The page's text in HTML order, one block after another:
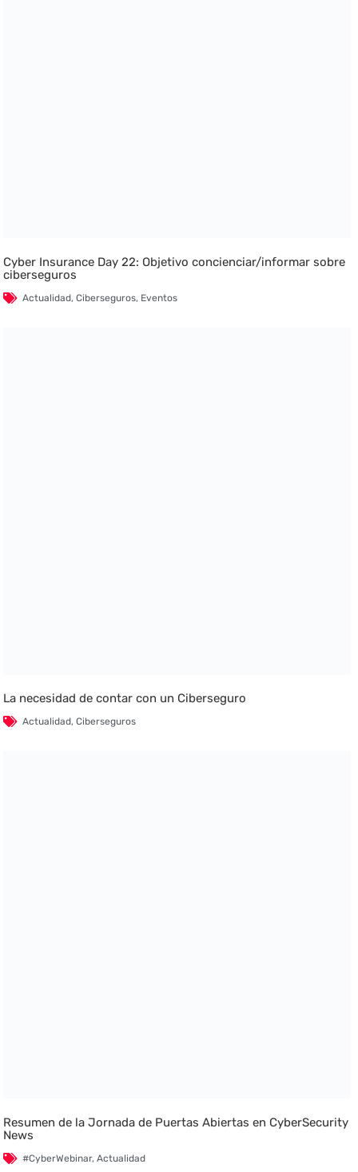
Cyber Insurance Day 22: Objetivo concienciar/informar sobre
ciberseguros
Actualidad,Ciberseguros, Eventos
La necesidad de contar con un Ciberseguro
Actualidad,Ciberseguros
Resumen de la Jornada de Puertas Abiertas en CyberSecurity
News
#CyberWebinar,Actualidad